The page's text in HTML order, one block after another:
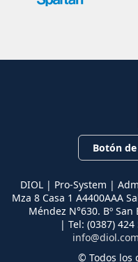
Botón
DIOL | Pro-System |
Mza 8 Casa 1 A4400AAA
Méndez N°630. Bº
| Tel: (0387)
© Todos los